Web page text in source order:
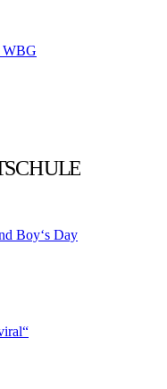
WBG
SCHULE
Boy‘s Day